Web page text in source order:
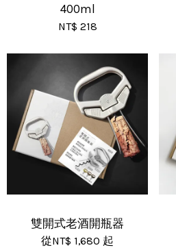
400ml
NT$ 218
雙開式老酒開瓶器
從NT$ 1,680 起